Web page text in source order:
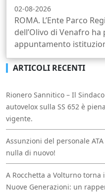
02-08-2026
ROMA. L’Ente Parco
dell’Olivo di Venafro
appuntamento
ARTICOLI RECENTI
Rionero Sannitico – Il
autovelox sulla SS 652 è
vigente.
Assunzioni del personale
nulla di nuovo!
A Rocchetta a Volturno torna
Nuove Generazioni: un